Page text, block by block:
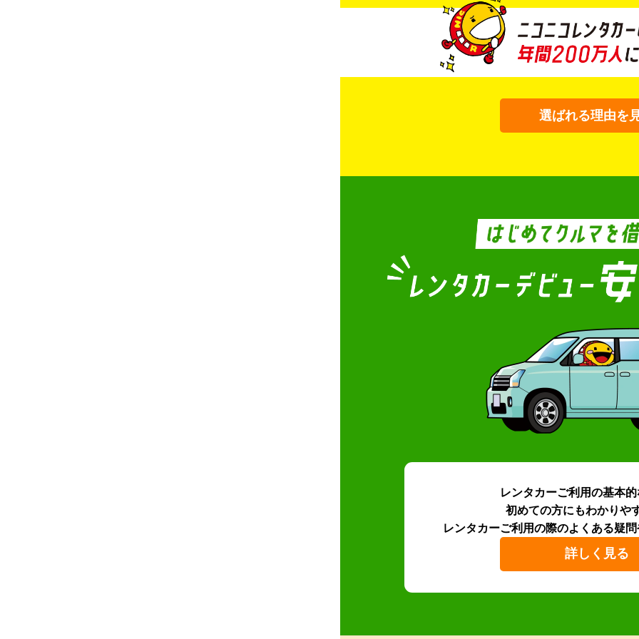
選ばれる理由を
レンタカーご利用の基本
初めての方にもわかりや
レンタカーご利用の際のよくある疑問
詳しく見る